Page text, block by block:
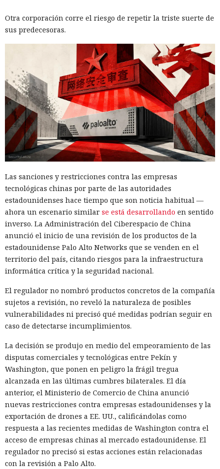
Otra corporación corre el riesgo de repetir la triste suerte de
sus predecesoras.
Las sanciones y restricciones contra las empresas
tecnológicas chinas por parte de las autoridades
estadounidenses hace tiempo que son noticia habitual —
ahora un escenario similar se está desarrollando en sentido
inverso. La Administración del Ciberespacio de China
anunció el inicio de una revisión de los productos de la
estadounidense Palo Alto Networks que se venden en el
territorio del país, citando riesgos para la infraestructura
informática crítica y la seguridad nacional.
El regulador no nombró productos concretos de la compañía
sujetos a revisión, no reveló la naturaleza de posibles
vulnerabilidades ni precisó qué medidas podrían seguir en
caso de detectarse incumplimientos.
La decisión se produjo en medio del empeoramiento de las
disputas comerciales y tecnológicas entre Pekín y
Washington, que ponen en peligro la frágil tregua
alcanzada en las últimas cumbres bilaterales. El día
anterior, el Ministerio de Comercio de China anunció
nuevas restricciones contra empresas estadounidenses y la
exportación de drones a EE. UU., calificándolas como
respuesta a las recientes medidas de Washington contra el
acceso de empresas chinas al mercado estadounidense. El
regulador no precisó si estas acciones están relacionadas
con la revisión a Palo Alto.